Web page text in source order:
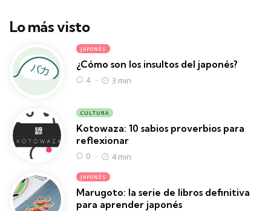
Lo más visto
JAPONÉS
¿Cómo son los insultos del japonés?
4 3 min
CULTURA
Kotowaza: 10 sabios proverbios para
reflexionar
0 4 min
JAPONÉS
Marugoto: la serie de libros definitiva
para aprender japonés